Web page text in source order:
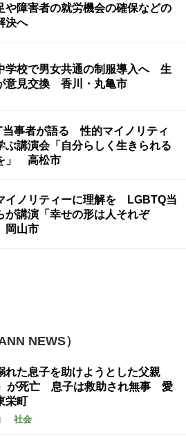
や障害者の就労機会の確保などの
決へ
学校で男女共通の制服導入へ 生
意見交換 香川・丸亀市
当事者が語る 性的マイノリティ
ぶ講演会「自分らしく生きられる
」 高松市
イノリティーに理解を LGBTQ当
が講演「幸せの形は人それぞ
山市
NEWS）
れた息子を助けようとした父親
）が死亡 息子は救助され無事 愛
栄町
社会